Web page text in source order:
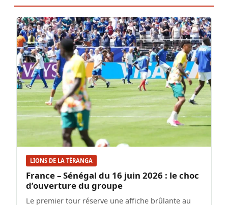
LIONS DE LA TÉRANGA
France – Sénégal du 16 juin 2026 : le choc
d’ouverture du groupe
Le premier tour réserve une affiche brûlante au